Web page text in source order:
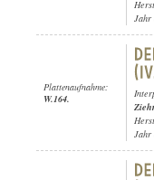
Jahr
Plattenaufnahme:
W.164.
Jahr